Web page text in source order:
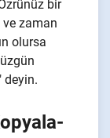
bir
zaman
olursa
deyin.